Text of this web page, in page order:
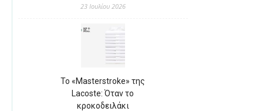
23 Ιουλίου 2026
Το «Masterstroke» της
Lacoste: Όταν το
κροκοδειλάκι